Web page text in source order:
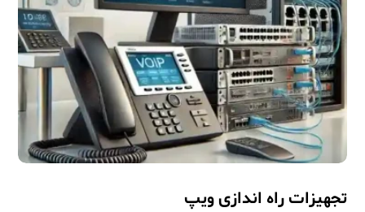
تجهیزات راه اندازی ویپ